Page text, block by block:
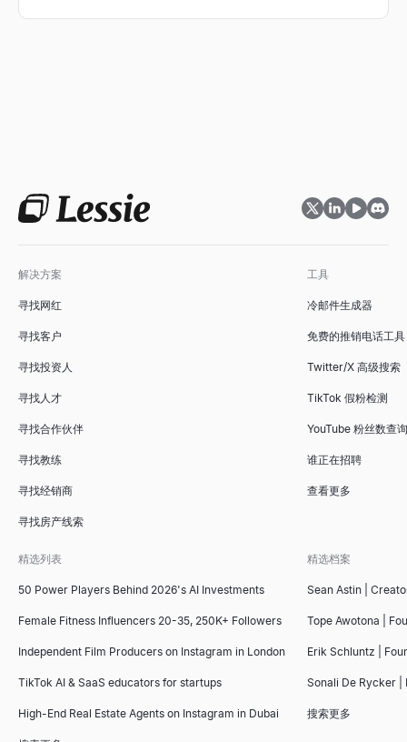
解决方案
寻找网红
寻找客户
寻找投资人
寻找人才
寻找合作伙伴
寻找教练
寻找经销商
寻找房产线索
工具
冷邮件生成器
免费的推销电话工具
Twitter/X 高级搜索
TikTok 假粉检测
YouTube 粉丝数查询
谁正在招聘
查看更多
精选列表
50 Power Players Behind 2026's AI Investments
Female Fitness Influencers 20-35, 250K+ Followers
Independent Film Producers on Instagram in London
TikTok AI & SaaS educators for startups
High-End Real Estate Agents on Instagram in Dubai
精选档案
Sean Astin |
Tope Awotona |
Erik Schluntz |
Sonali De Rycker |
搜索更多